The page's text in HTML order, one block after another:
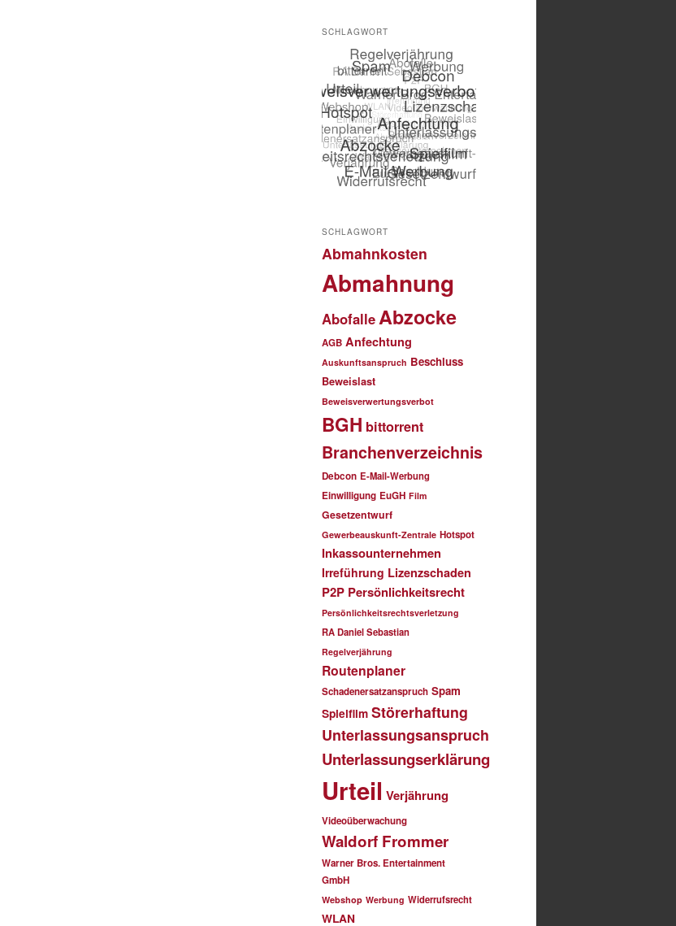
SCHLAGWORT
SCHLAGWORT
Abmahnkosten
Abmahnung
AbofalleAbzocke
AGB Anfechtung
Auskunftsanspruch Beschluss
Beweislast
Beweisverwertungsverbot
BGH bittorrent
Branchenverzeichnis
Debcon E-Mail-Werbung
Einwilligung EuGH Film
Gesetzentwurf
Gewerbeauskunft-Zentrale Hotspot
Inkassounternehmen
Irreführung Lizenzschaden
P2P Persönlichkeitsrecht
Persönlichkeitsrechtsverletzung
RA Daniel Sebastian
Regelverjährung
Routenplaner
Schadenersatzanspruch Spam
Spielfilm Störerhaftung
Unterlassungsanspruch
Unterlassungserklärung
Urteil Verjährung
Videoüberwachung
Waldorf Frommer
Warner Bros. Entertainment
GmbH
Webshop Werbung Widerrufsrecht
WLAN